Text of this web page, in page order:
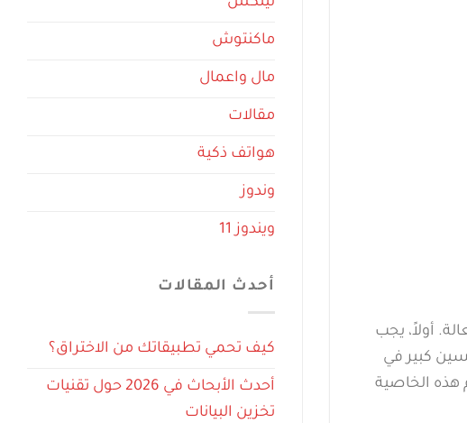
أولاً، يجب
50% يمكن أن يؤدي إلى تحسين كبير في
هذه الخاصية
لينكس
ماكنتوش
مال واعمال
مقالات
هواتف ذكية
وندوز
ويندوز 11
أحدث المقالات
كيف تحمي تطبيقاتك من الاختراق؟
أحدث الأبحاث في 2026 حول تقنيات
تخزين البيانات